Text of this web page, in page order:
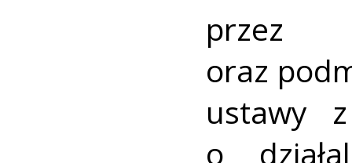
przez
oraz
ustawy
o